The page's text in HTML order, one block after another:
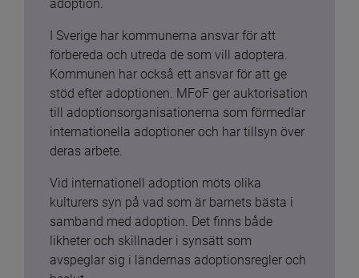
adoption.
I Sverige har kommunerna ansvar för att
förbereda och utreda de som vill adoptera.
Kommunen har också ett ansvar för att ge
stöd efter adoptionen. MFoF ger auktorisation
till adoptionsorganisationerna som förmedlar
internationella adoptioner och har tillsyn över
deras arbete.
Vid internationell adoption möts olika
kulturers syn på vad som är barnets bästa i
samband med adoption. Det finns både
likheter och skillnader i synsätt som
avspeglar sig i ländernas adoptionsregler och